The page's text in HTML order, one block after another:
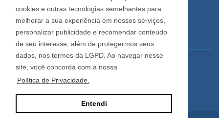
cookies e outras tecnologias semelhantes para
melhorar a sua experiência em nossos serviços,
personalizar publicidade e recomendar conteúdo
de seu interesse, além de protegermos seus
dados, nos termos da LGPD. Ao navegar nesse
site, você concorda com a nossa
Política de Privacidade.
Entendi
Imobiliária Cadore
Rua Os Dezoito do Forte, 1622, Centro
Caxias do Sul - Rio Grande do Sul
Horário de Atendimento
De segunda a sexta-feira
Das 08:30 às 12:00 e das 13:30 às 18:00